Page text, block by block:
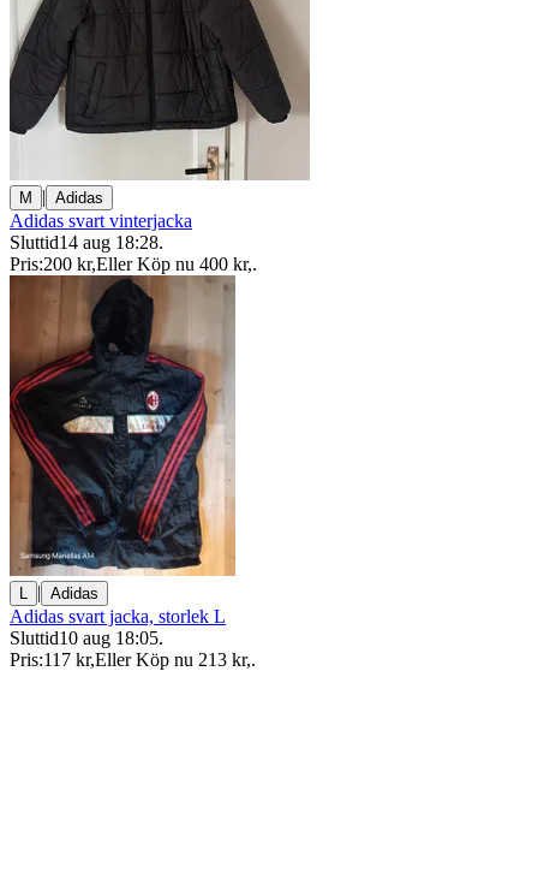
M | Adidas
Adidas svart vinterjacka
Sluttid14 aug 18:28.
Pris:200 kr,Eller Köp nu 400 kr,.
L | Adidas
Adidas svart jacka, storlek L
Sluttid10 aug 18:05.
Pris:117 kr,Eller Köp nu 213 kr,.